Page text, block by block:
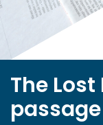
The